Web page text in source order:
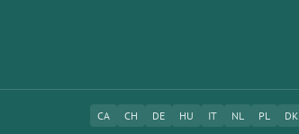
CA CH DE HU IT NL PL DK